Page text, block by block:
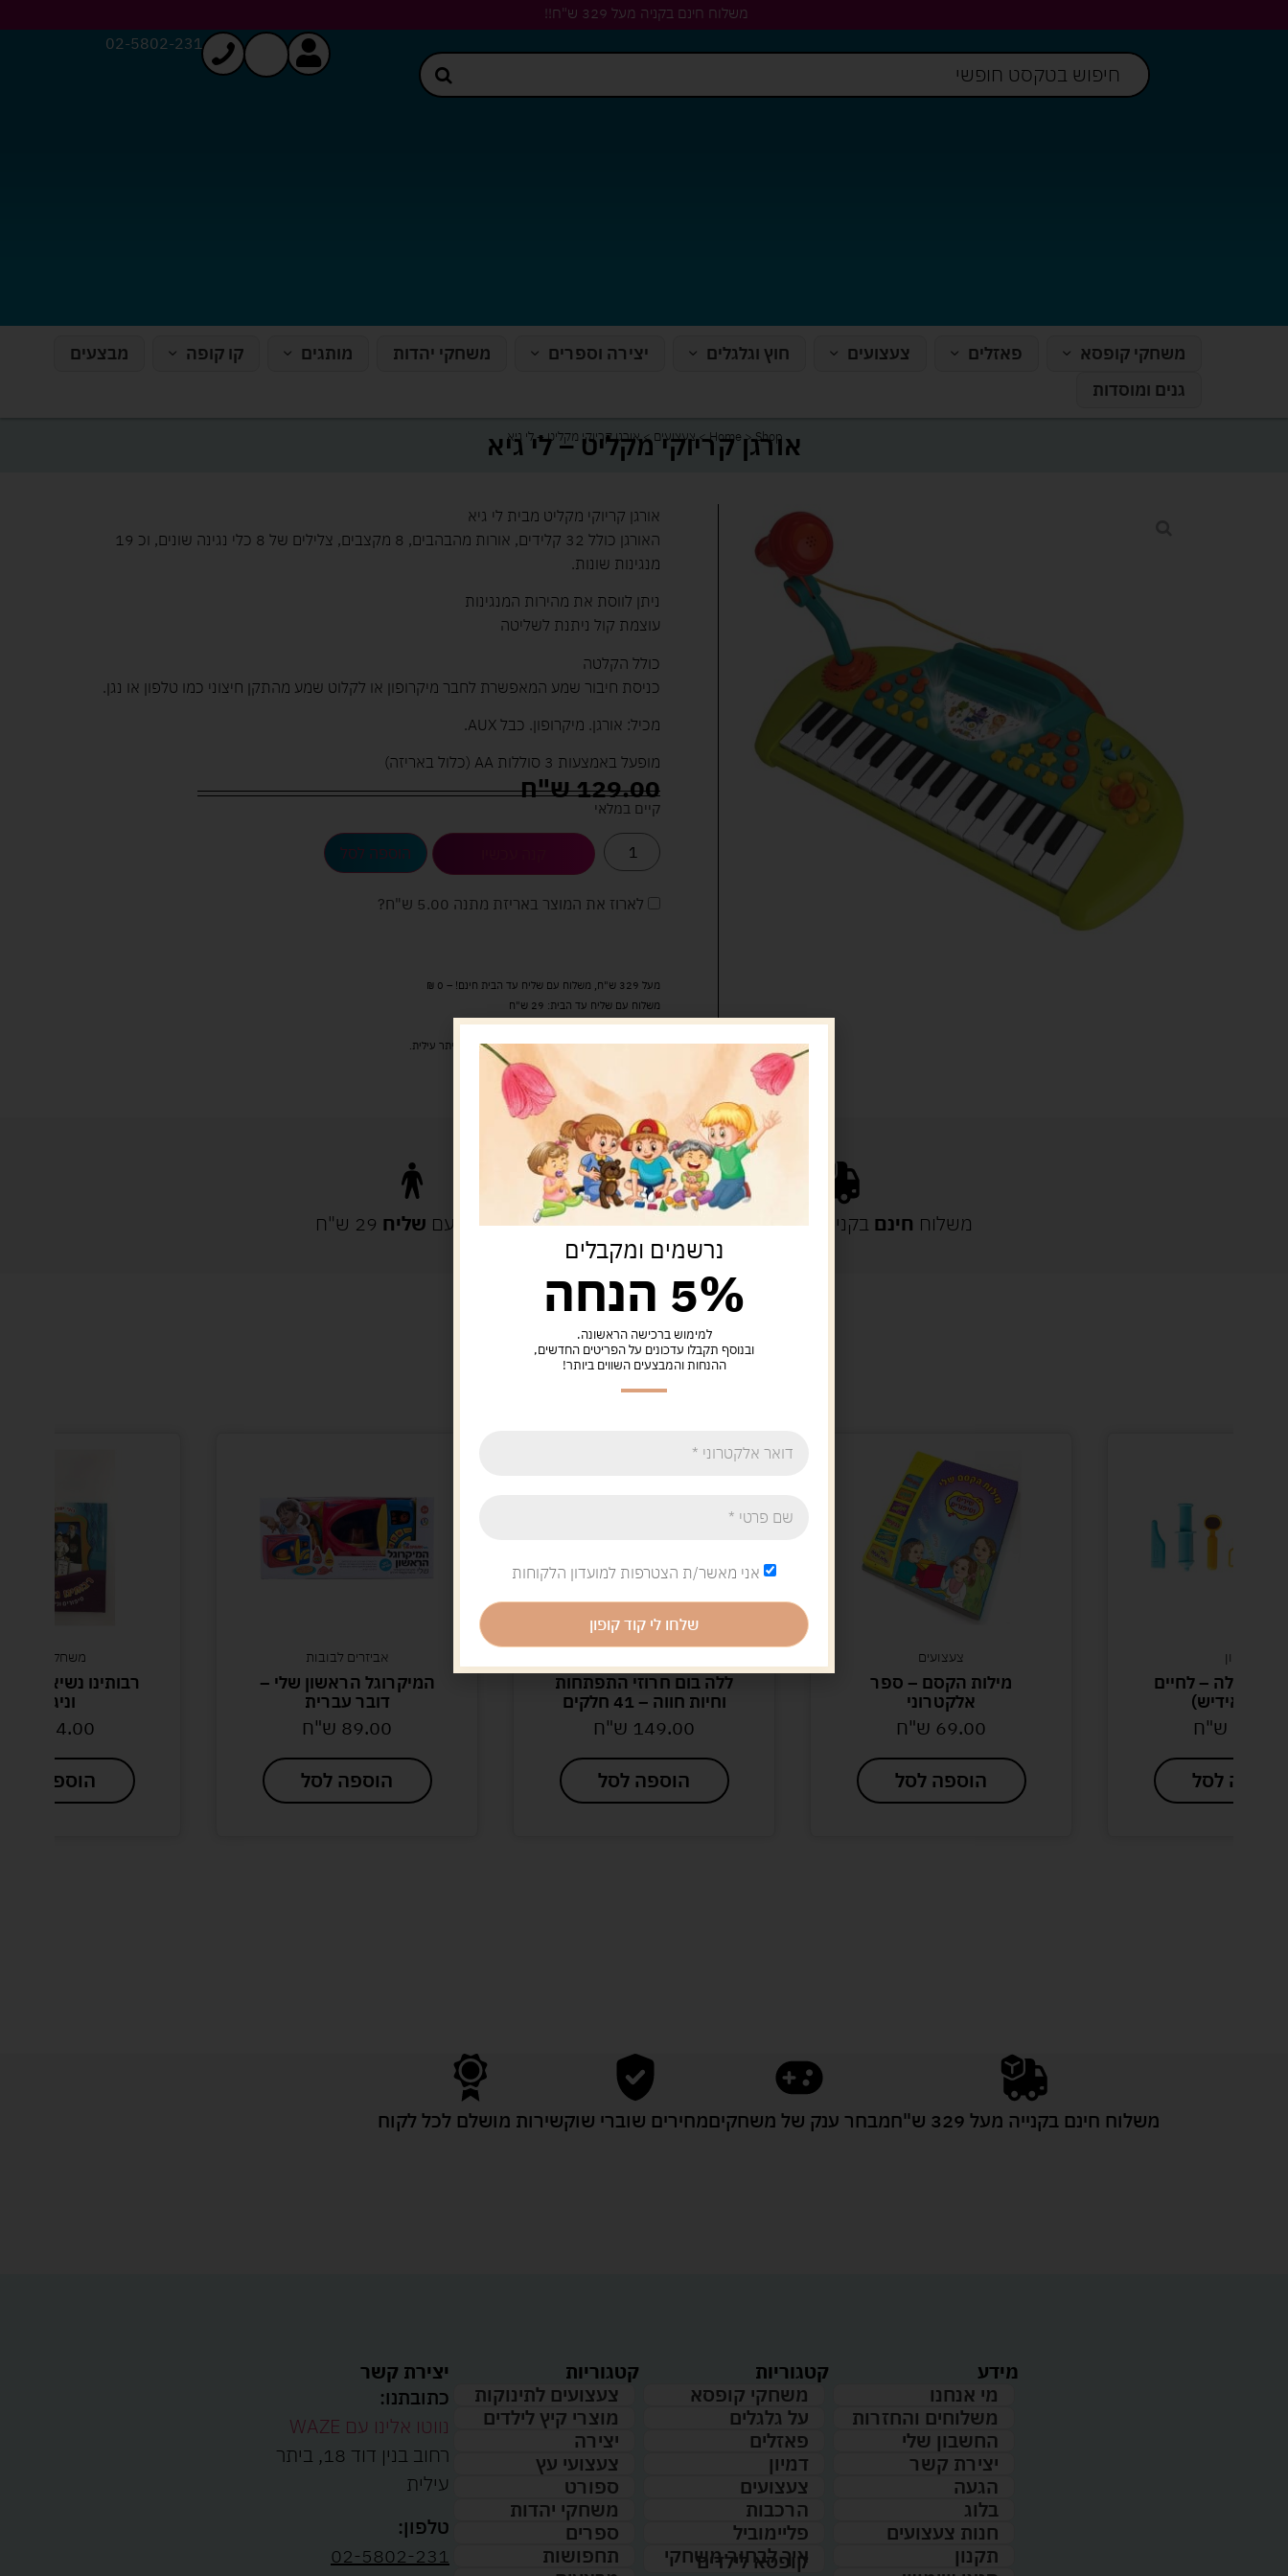
משלוח חינם בקניה מעל 329 ש"ח!!
02-5802-231
משחקי קופסא פאזלים צעצועים חוץ וגלגלים יצירה וספרים משחקי יהדות מותגים קו קופה
מבצעים
גנים ומוסדות
Home>Shop
>צעצועים>אורגן קריוקי מקליט – לי גיא
אורגן קריוקי מקליט – לי גיא
אורגן קריוקי מקליט מבית לי גיא
האורגן כולל 32 קלידים, אורות מהבהבים, 8 מקצבים, צלילים של 8 כלי נגינה שונים, וכ 19
מנגינות שונות.
ניתן לווסת את מהירות המנגינות
עוצמת קול ניתנת לשליטה
כולל הקלטה
כניסת חיבור שמע המאפשרת לחבר מיקרופון או לקלוט שמע מהתקן חיצוני כמו טלפון או נגן.
מכיל: אורגן. מיקרופון. כבל AUX.
מופעל באמצעות 3 סוללות AA (כלול באריזה)
129.00ש"ח
קיים במלאי
הוספה לסל
לארוז את המוצר באריזת מתנה 5.00 ש"ח ?
מעל 329 ש"ח, משלוח עם שליח עד הבית חינם! – 0 ₪
משלוח עם שליח עד הבית: 29 ש"ח
זמן אספקה: עד 4 ימי עסקים.
איסוף עצמי: מ"ביתר טויס" רחוב בניין דוד 18, ביתר עילית.
משלוח חינם בקנייה מעל 329 ש"ח משלוח עם שליח 29 ש"ח
מוצרים קשורים
דמיון
הצלה – לחיים
(דובר אידיש)
ש"ח
הוספה לסל
צעצועים
מילות הקסם – ספר
אלקטרוני
69.00 ש"ח
הוספה לסל
ללה בום חרוזי התפתחות
וחיות חווה – 41 חלקים
149.00 ש"ח
הוספה לסל
אביזרים לבובות
המיקרוגל הראשון שלי –
דובר עברית
89.00 ש"ח
הוספה לסל
משחקי יהדות
רבותינו נשיאנו –
וניגונים
84.00
הוספה לסל
משלוח חינם בקנייה מעל 329 ש"ח מבחר ענק של משחקיםמחירים שוברי שוקשירות מושלם לכל לקוח
מידע
מי אנחנו
משלוחים והחזרות
החשבון שלי
יצירת קשר
הגעה
בלוג
חנות צעצועים
תקנון
קטגוריות
משחקי קופסא
על גלגלים
פאזלים
דמיון
צעצועים
הרכבות
פליימוביל
איך לבחור משחקי
קופסא לילדים
קטגוריות
צעצועים לתינוקות
מוצרי קיץ לילדים
יצירה
צעצועי עץ
ספורט
משחקי יהדות
ספרים
תחפושות
יצירת קשר
כתובתנו:
נווטו אלינו עם WAZE
רחוב בנין דוד 18, ביתר
עילית
טלפון:
02-5802-231
נרשמים ומקבלים
5% הנחה
למימוש ברכישה הראשונה.
ובנוסף תקבלו עדכונים על הפריטים החדשים,
ההנחות והמבצעים השווים ביותר!
אני מאשר/ת הצטרפות למועדון הלקוחות
שלחו לי קוד קופון